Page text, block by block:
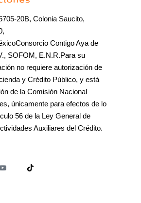
20B, Colonia Saucito,
Contigo Aya de
SOFOM, E.N.R.Para su
no requiere autorización de
y Crédito Público, y está
de la Comisión Nacional
únicamente para efectos de lo
56 de la Ley General de
Auxiliares del Crédito.